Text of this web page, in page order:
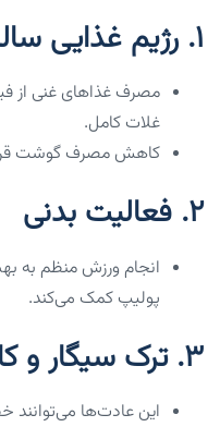
1. رژیم غذایی
مصرف غذاهای غنی از
غلات کامل.
کاهش مصرف گوشت
2. فعالیت بدنی
انجام ورزش منظم به
پولیپ کمک می‌کند.
3. ترک سیگار
این عادت‌ها می‌توانند